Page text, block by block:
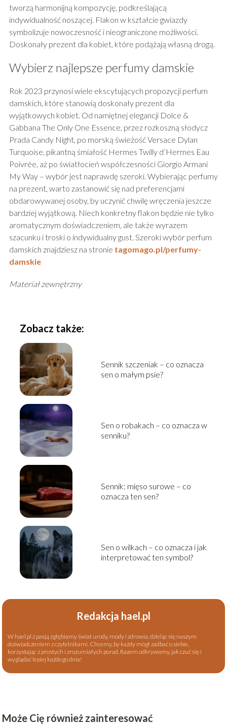
tworzą harmonijną kompozycję, podkreślającą
indywidualność noszącej. Flakon w kształcie gwiazdy
symbolizuje nowoczesność i nieograniczone możliwości.
Doskonały prezent dla kobiet, które podążają własną drogą.
Wybierz najlepsze perfumy damskie
Rok 2023 przynosi wiele ekscytujących propozycji perfum
damskich, które stanowią doskonały prezent dla
wyjątkowych kobiet. Od namiętnej elegancji Dolce &
Gabbana The Only One Essence, przez rozkoszną słodycz
Prada Candy Night, po morską świeżość Versace Dylan
Turquoise, pikantną śmiałość Hermes Twilly d’Hermes Eau
Poivrée, aż po światłocień współczesności Giorgio Armani
My Way – wybór jest naprawdę szeroki. Wybierając perfumy
na prezent, warto zastanowić się nad preferencjami
obdarowywanej osoby, by uczynić chwilę wręczenia jeszcze
bardziej wyjątkową. Niech konkretny flakon będzie nie tylko
aromatycznym doświadczeniem, ale także wyrazem
szacunku i troski o indywidualny gust. Szeroki wybór perfum
damskich znajdziesz na stronie tagomago.pl/perfumy-
damskie
Materiał zewnętrzny
Zobacz także:
Sennik szczeniak – co oznacza
sen o małym psie?
Sen o robakach – co oznacza w
senniku?
Sennik: mięso surowe – co
oznacza ten sen?
Sen o wilkach – co oznacza i jak
interpretować ten symbol?
Redakcja hael.pl
W hael.pl z pasją zgłębiamy świat urody, mody i zdrowia, dzieląc się naszym
doświadczeniem z czytelnikami. Chcemy, by każdy mógł zadbać o siebie,
korzystając z prostych i zrozumiałych porad. Razem odkrywamy, jak czuć się i
wyglądać lepiej każdego dnia!
Może Cię również zainteresować